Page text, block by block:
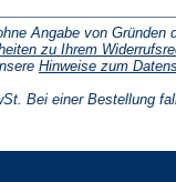
Angabe von Gründen
zu Ihrem
Hinweise zum
Bei einer Bestellung